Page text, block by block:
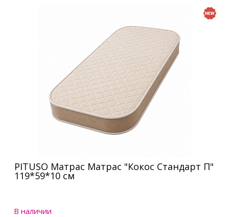
PITUSO Матрас Матрас "Кокос Стандарт П"
119*59*10 см
В наличии